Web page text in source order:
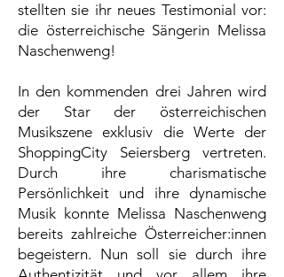
stellten sie ihr neues Testimonial vor:
die österreichische Sängerin Melissa
Naschenweng!
In den kommenden drei Jahren wird
der Star der österreichischen
Musikszene exklusiv die Werte der
ShoppingCity Seiersberg vertreten.
Durch ihre charismatische
Persönlichkeit und ihre dynamische
Musik konnte Melissa Naschenweng
bereits zahlreiche Österreicher:innen
begeistern. Nun soll sie durch ihre